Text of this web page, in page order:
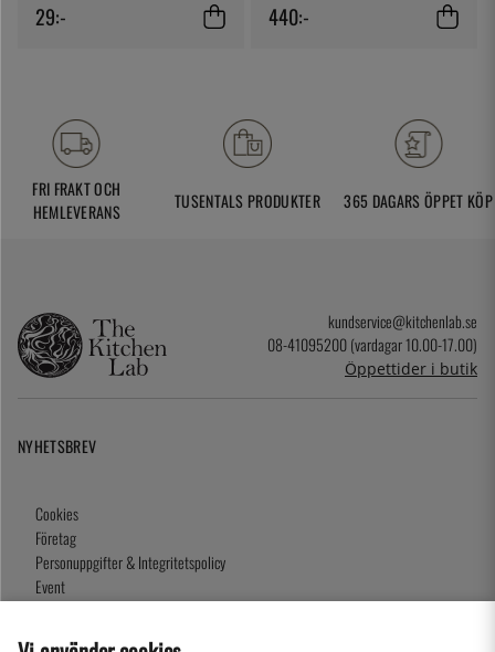
29:- 440:-
FRI FRAKT OCH
HEMLEVERANS
TUSENTALS PRODUKTER 365 DAGARS ÖPPET KÖP
kundservice@kitchenlab.se
08-41095200 (vardagar 10.00-17.00)
Öppettider i butik
NYHETSBREV
Cookies
Företag
Personuppgifter & Integritetspolicy
Event
Om oss